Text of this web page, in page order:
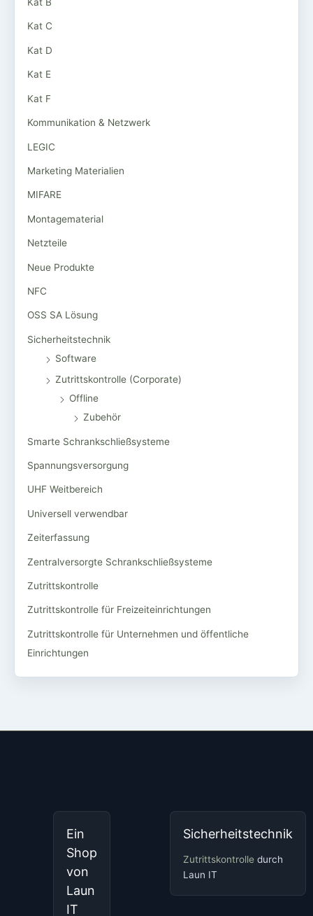
Kat C
Kat D
Kat E
Kat F
Kommunikation & Netzwerk
LEGIC
Marketing Materialien
MIFARE
Montagematerial
Netzteile
Neue Produkte
NFC
OSS SA Lösung
Sicherheitstechnik
Software
Zutrittskontrolle (Corporate)
Offline
Zubehör
Smarte Schrankschließsysteme
Spannungsversorgung
UHF Weitbereich
Universell verwendbar
Zeiterfassung
Zentralversorgte Schrankschließsysteme
Zutrittskontrolle
Zutrittskontrolle für Freizeiteinrichtungen
Zutrittskontrolle für Unternehmen und öffentliche
Einrichtungen
Ein
Shop
von
Laun
IT
Sicherheitstechnik
Zutrittskontrolle durch
Laun IT